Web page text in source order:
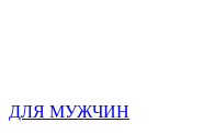
ДЛЯ МУЖЧИН